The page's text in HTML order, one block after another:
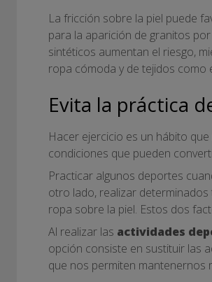
La fricción sobre la piel puede
para la aparición de granitos
sintéticos aumentan el riesgo,
ropa cómoda y de tejidos como
Evita la práctica
Hacer ejercicio es un hábito
condiciones que pueden
Practicar algunos deportes
otro lado, realizar
ropa sobre la piel. Estos dos
Al realizar las actividades
opción consiste en sustituir las
que nos permiten mantenernos